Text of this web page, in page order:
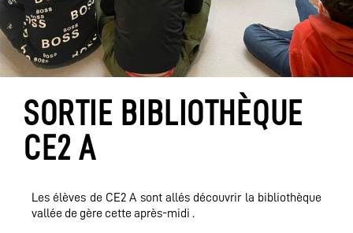
SORTIE BIBLIOTHÈQUE
CE2 A
Les élèves de CE2 A sont allés découvrir la bibliothèque
vallée de gère cette après-midi .